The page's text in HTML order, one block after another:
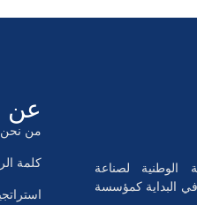
لصناعة
البداية كمؤسسة
عن
من نحن
كلمة